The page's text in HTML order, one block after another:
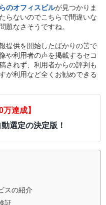
のオフィスビルが見つかりま
らないのでこちらで間違いな
題なさそうですね。
提供を開始したばかりの筈で
や利用者の声を掲載するセコ
されず、利用者からの評判も
が利用など全くお勧めできる
万達成】
選定の決定版！
スの紹介
証